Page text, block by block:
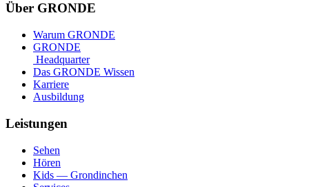
Über GRONDE
Warum GRONDE
GRONDE
Headquarter
Das GRONDE Wissen
Karriere
Ausbildung
Leistungen
Sehen
Hören
Kids — Grondinchen